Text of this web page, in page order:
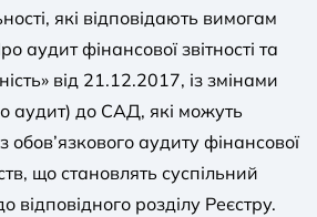
які відповідають вимогам
аудит фінансової звітності та
від 21.12.2017, із змінами
аудит) до САД, які можуть
обов’язкового аудиту фінансової
що становлять суспільний
відповідного розділу Реєстру.